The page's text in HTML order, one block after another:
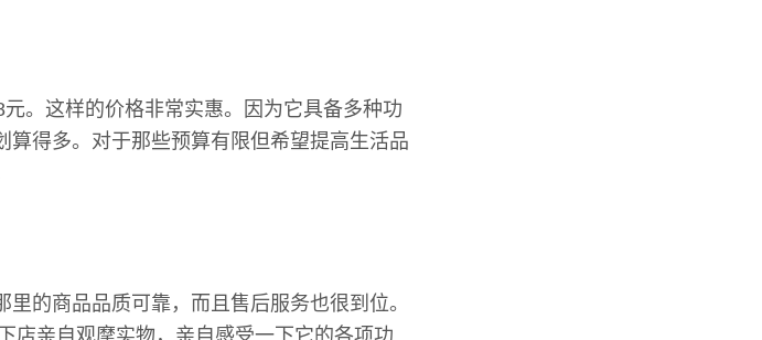
。这样的价格非常实惠。因为它具备多种功
得多。对于那些预算有限但希望提高生活品
的商品品质可靠，而且售后服务也很到位。
店亲自观摩实物，亲自感受一下它的各项功